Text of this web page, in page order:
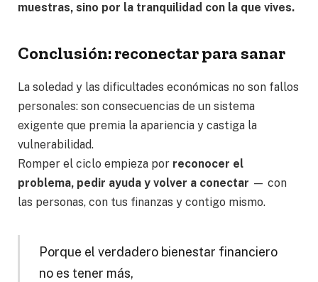
muestras, sino por la tranquilidad con la que vives.
Conclusión: reconectar para sanar
La soledad y las dificultades económicas no son fallos
personales: son consecuencias de un sistema
exigente que premia la apariencia y castiga la
vulnerabilidad.
Romper el ciclo empieza por reconocer el
problema, pedir ayuda y volver a conectar — con
las personas, con tus finanzas y contigo mismo.
Porque el verdadero bienestar financiero
no es tener más,